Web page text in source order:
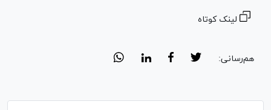
لینک کوتاه
هم‌رسانی: